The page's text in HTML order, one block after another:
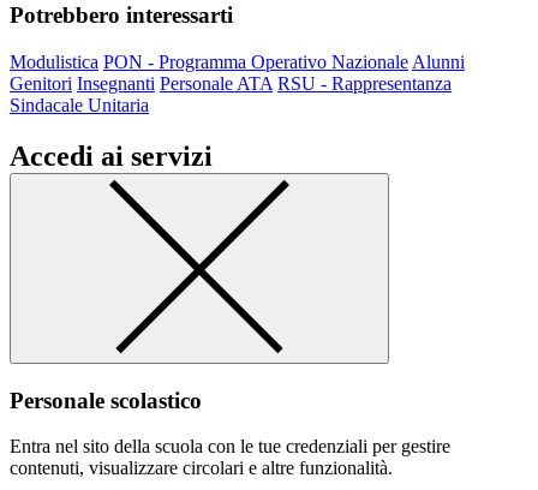
Potrebbero interessarti
Modulistica PON - Programma Operativo Nazionale Alunni
Genitori Insegnanti Personale ATA RSU - Rappresentanza
Sindacale Unitaria
Accedi ai servizi
Personale scolastico
Entra nel sito della scuola con le tue credenziali per gestire
contenuti, visualizzare circolari e altre funzionalità.